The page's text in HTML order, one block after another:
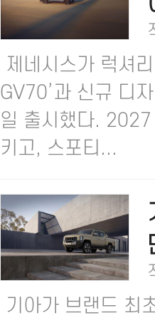
제네시스가 럭셔
GV70’과 신규 디
일 출시했다.
키고, 스포티...
기아가 브랜드 최